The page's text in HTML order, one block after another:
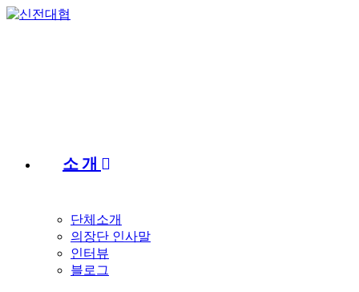
Skip
소개
단체소개
의장단 인사말
인터뷰
블로그